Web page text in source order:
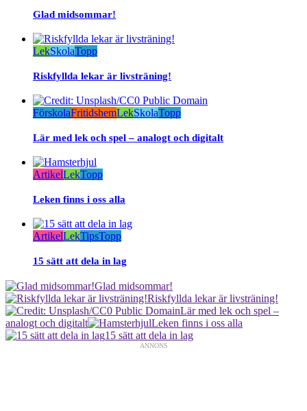
Glad midsommar!
LekSkolaTopp
Riskfyllda lekar är livsträning!
FörskolaFritidshemLekSkolaTopp
Lär med lek och spel – analogt och digitalt
ArtikelLekTopp
Leken finns i oss alla
ArtikelLekTipsTopp
15 sätt att dela in lag
Glad midsommar!
Riskfyllda lekar är livsträning!
Lär med lek och spel –
analogt och digitalt
Leken finns i oss alla
15 sätt att dela in lag
ANNONS